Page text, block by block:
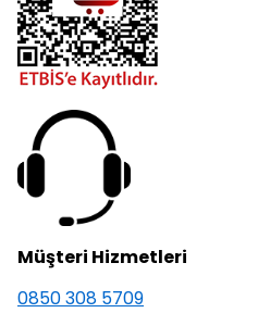
Müşteri Hizmetleri
0850 308 5709